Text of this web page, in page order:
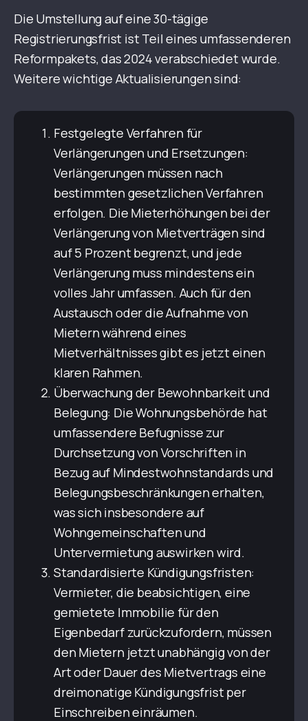
Die Umstellung auf eine 30-tägige
Registrierungsfrist ist Teil eines umfassenderen
Reformpakets, das 2024 verabschiedet wurde.
Weitere wichtige Aktualisierungen sind:
Festgelegte Verfahren für
Verlängerungen und Ersetzungen:
Verlängerungen müssen nach
bestimmten gesetzlichen Verfahren
erfolgen. Die Mieterhöhungen bei der
Verlängerung von Mietverträgen sind
auf 5 Prozent begrenzt, und jede
Verlängerung muss mindestens ein
volles Jahr umfassen. Auch für den
Austausch oder die Aufnahme von
Mietern während eines
Mietverhältnisses gibt es jetzt einen
klaren Rahmen.
Überwachung der Bewohnbarkeit und
Belegung: Die Wohnungsbehörde hat
umfassendere Befugnisse zur
Durchsetzung von Vorschriften in
Bezug auf Mindestwohnstandards und
Belegungsbeschränkungen erhalten,
was sich insbesondere auf
Wohngemeinschaften und
Untervermietung auswirken wird.
Standardisierte Kündigungsfristen:
Vermieter, die beabsichtigen, eine
gemietete Immobilie für den
Eigenbedarf zurückzufordern, müssen
den Mietern jetzt unabhängig von der
Art oder Dauer des Mietvertrags eine
dreimonatige Kündigungsfrist per
Einschreiben einräumen.